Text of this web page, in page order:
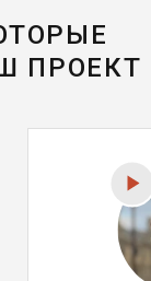
ПРОЕКТ